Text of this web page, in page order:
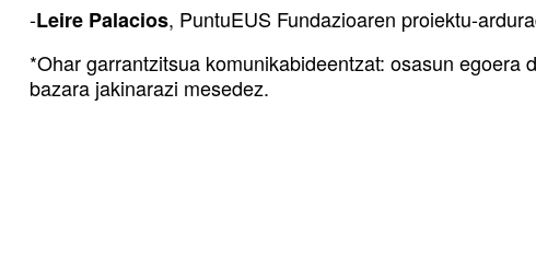
-Leire Palacios, PuntuEUS Fundazioaren proiektu-
*Ohar garrantzitsua komunikabideentzat: osasun
bazara jakinarazi mesedez.